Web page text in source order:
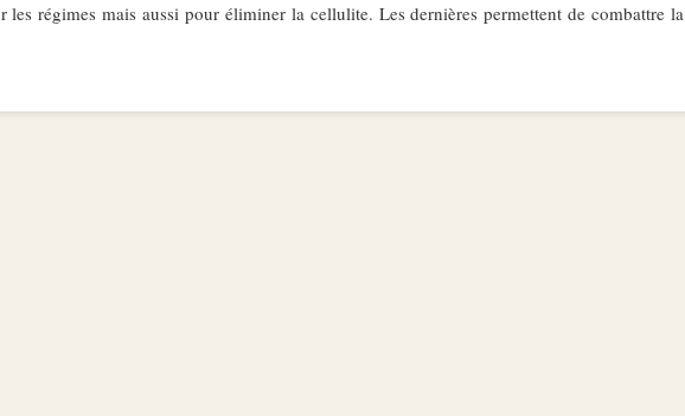
les régimes mais aussi pour éliminer la cellulite. Les dernières permettent de combattre la